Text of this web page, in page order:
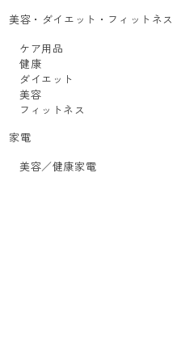
美容・ダイエット・フィットネス
ケア用品
健康
ダイエット
美容
フィットネス
家電
美容／健康家電